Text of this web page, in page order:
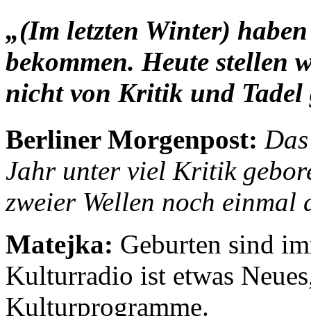
„(Im letzten Winter)
bekommen. Heute stellen
nicht von Kritik und Tadel
Berliner Morgenpost:
Jahr unter viel Kritik
zweier Wellen noch einmal
Matejka: Geburten sind
Kulturradio ist etwas
Kulturprogramme.